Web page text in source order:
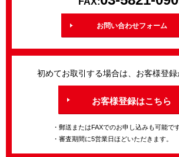
お問い合わせフォーム
初めてお取引する場合は、お客様登録
お客様登録はこちら
・郵送またはFAXでのお申し込みも可能です
・審査期間に5営業日ほどいただきます。